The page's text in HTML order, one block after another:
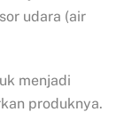
udara (air
menjadi
produknya.